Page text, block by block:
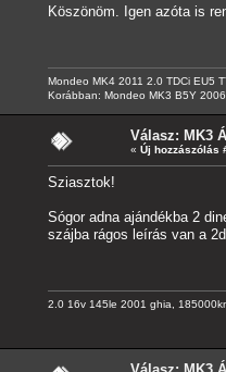
Köszönöm. Igen azóta is
Mondeo MK4 2011 2.0 TDCi EU5
Korábban: Mondeo MK3 B5Y
Válasz: MK3
« Új hozzászólás
Sziasztok!
Sógor adna ajándékba 2
szájba rágos leírás van a
2.0 16v 145le 2001 ghia,